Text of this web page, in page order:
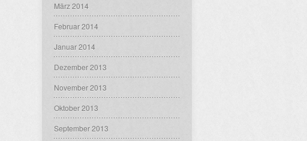
März 2014
Februar 2014
Januar 2014
Dezember 2013
November 2013
Oktober 2013
September 2013